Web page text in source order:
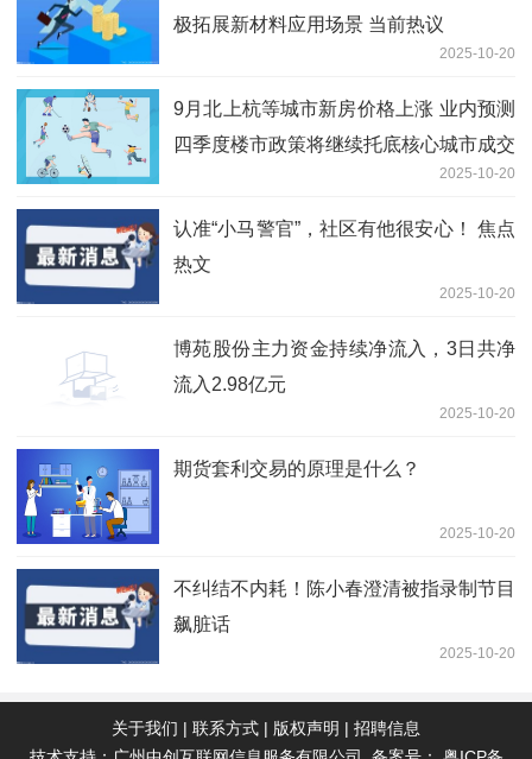
极拓展新材料应用场景 当前热议
2025-10-20
9月北上杭等城市新房价格上涨 业内预测
四季度楼市政策将继续托底核心城市成交
2025-10-20
认准“小马警官”，社区有他很安心！ 焦点
热文
2025-10-20
博苑股份主力资金持续净流入，3日共净
流入2.98亿元
2025-10-20
期货套利交易的原理是什么？
2025-10-20
不纠结不内耗！陈小春澄清被指录制节目
飙脏话
2025-10-20
关于我们 | 联系方式 | 版权声明 | 招聘信息